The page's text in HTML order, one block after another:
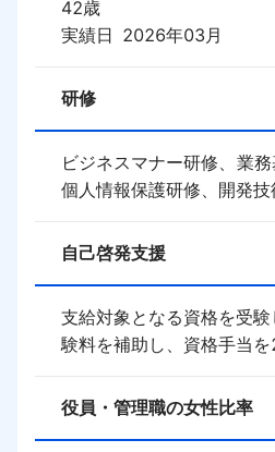
42歳
実績日 2026年03月
研修
ビジネスマナー研修、業務
個人情報保護研修、開発
自己啓発支援
支給対象となる資格を受
験料を補助し、資格手当
役員・管理職の女性比率